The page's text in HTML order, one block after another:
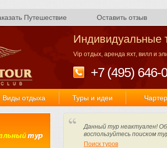
Путешествие Оставить отзыв
Индивидуальные
Vip отдых, аренда яхт, вилл и
+7 (495) 646-
Виды отдыха Туры и идеи
Данный тур неактуален!
воспользуйтесь поиском
Поиск туров